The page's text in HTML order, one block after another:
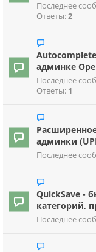
Последнее
Ответы:2
админке
Последнее
Ответы: 1
админки
Последнее
QuickSave -
категорий,
Последнее